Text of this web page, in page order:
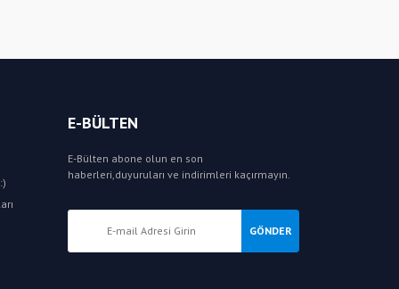
E-BÜLTEN
E-Bülten abone olun en son
haberleri,duyuruları ve indirimleri kaçırmayın.
GÖNDER